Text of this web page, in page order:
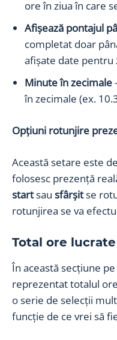
ore în ziua în care
Afișează pontajul
completat doar
afișate date pentru
Minute în zecimale
în zecimale (ex.
Opțiuni rotunjire
Această setare este
folosesc prezență
startsau sfârșitse
rotunjirea se va
Total ore lucrate
În această secțiune
reprezentat totalul
o serie de selecții
funcție de ce vrei să